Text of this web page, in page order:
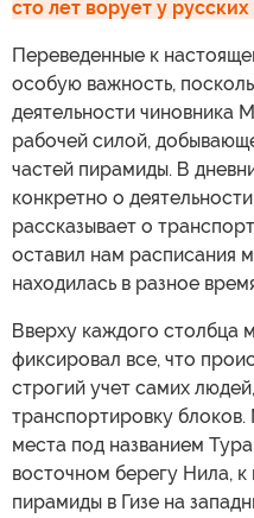
сто лет ворует у русских
Переведенные к
особую важность,
деятельности чиновника
рабочей силой,
частей пирамиды. В
конкретно о
рассказывает о
оставил нам расписания
находилась в разное
Вверху каждого столбца
фиксировал все, что
строгий учет самих
транспортировку блоков.
места под названием
восточном берегу Нила, к
пирамиды в Гизе на